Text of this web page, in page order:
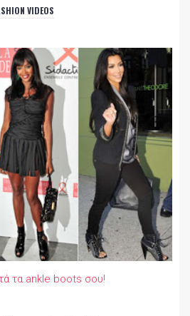
VIDEOS
τα ankle boots σου!